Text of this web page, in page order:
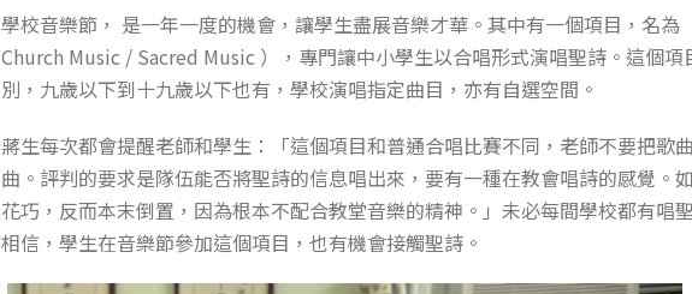
學校音樂節， 是一年一度的機會，讓學生盡展音樂才華。其中有一個項目，名為
Church Music / Sacred Music ），專門讓中小學生以合唱形式演唱聖詩。這個項
別，九歲以下到十九歲以下也有，學校演唱指定曲目，亦有自選空間。
蔣生每次都會提醒老師和學生：「這個項目和普通合唱比賽不同，老師不要把歌
曲。評判的要求是隊伍能否將聖詩的信息唱出來，要有一種在教會唱詩的感覺。
花巧，反而本末倒置，因為根本不配合教堂音樂的精神。」未必每間學校都有唱
相信，學生在音樂節參加這個項目，也有機會接觸聖詩。